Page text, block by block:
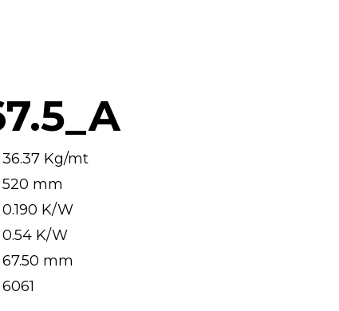
36.37 Kg/mt
520 mm
0.190 K/W
0.54 K/W
67.50 mm
6061